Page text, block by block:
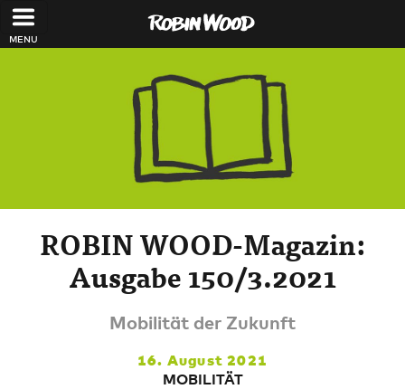
Direkt zum Inhalt
ROBIN WOOD-Magazin:
Ausgabe 150/3.2021
Mobilität der Zukunft
16. August 2021
MOBILITÄT